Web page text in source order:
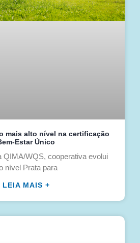
mais alto nível na certificação
Estar Único
QIMA/WQS, cooperativa evolui
nível Prata para
LEIA MAIS +